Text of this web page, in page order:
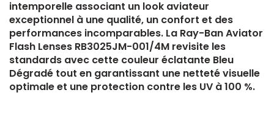
intemporelle associant un look aviateur
exceptionnel à une qualité, un confort et des
performances incomparables. La Ray-Ban Aviator
Flash Lenses RB3025JM-001/4M revisite les
standards avec cette couleur éclatante Bleu
Dégradé tout en garantissant une netteté visuelle
optimale et une protection contre les UV à 100 %.